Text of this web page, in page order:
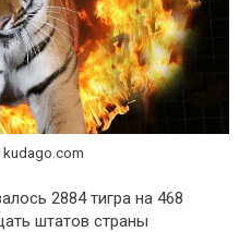
2884 тигра на 468
штатов страны